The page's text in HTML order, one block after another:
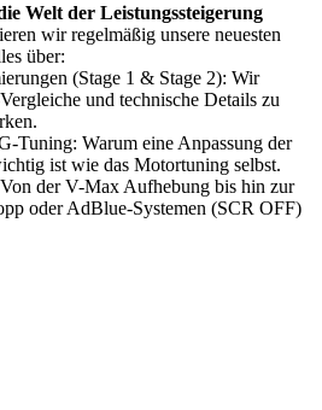
Welt der Leistungssteigerung
wir regelmäßig unsere neuesten
über:
(Stage 1 & Stage 2): Wir
und technische Details zu
Tuning: Warum eine Anpassung der
ist wie das Motortuning selbst.
der V-Max Aufhebung bis hin zur
oder AdBlue-Systemen (SCR OFF)